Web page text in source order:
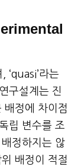
‘quasi’라는
구설계는 진
배정에 차이점
립 변수를 조
정하지는 않
배정이 적절